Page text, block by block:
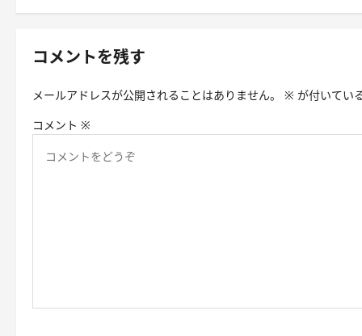
ナ
ビ
ー
シ
ョ
コメントを残す
メールアドレスが公開されることはありません。 ※ が付いてい
コメント ※